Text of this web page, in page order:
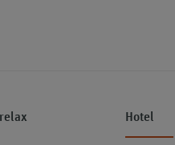
Hotel